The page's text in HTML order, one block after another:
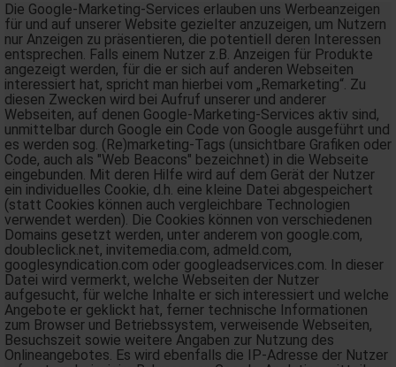
Die Google-Marketing-Services erlauben uns Werbeanzeigen
für und auf unserer Website gezielter anzuzeigen, um Nutzern
nur Anzeigen zu präsentieren, die potentiell deren Interessen
entsprechen. Falls einem Nutzer z.B. Anzeigen für Produkte
angezeigt werden, für die er sich auf anderen Webseiten
interessiert hat, spricht man hierbei vom „Remarketing“. Zu
diesen Zwecken wird bei Aufruf unserer und anderer
Webseiten, auf denen Google-Marketing-Services aktiv sind,
unmittelbar durch Google ein Code von Google ausgeführt und
es werden sog. (Re)marketing-Tags (unsichtbare Grafiken oder
Code, auch als "Web Beacons" bezeichnet) in die Webseite
eingebunden. Mit deren Hilfe wird auf dem Gerät der Nutzer
ein individuelles Cookie, d.h. eine kleine Datei abgespeichert
(statt Cookies können auch vergleichbare Technologien
verwendet werden). Die Cookies können von verschiedenen
Domains gesetzt werden, unter anderem von google.com,
doubleclick.net, invitemedia.com, admeld.com,
googlesyndication.com oder googleadservices.com. In dieser
Datei wird vermerkt, welche Webseiten der Nutzer
aufgesucht, für welche Inhalte er sich interessiert und welche
Angebote er geklickt hat, ferner technische Informationen
zum Browser und Betriebssystem, verweisende Webseiten,
Besuchszeit sowie weitere Angaben zur Nutzung des
Onlineangebotes. Es wird ebenfalls die IP-Adresse der Nutzer